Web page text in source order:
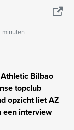
minuten
Bilbao
topclub
opzicht liet AZ
een interview